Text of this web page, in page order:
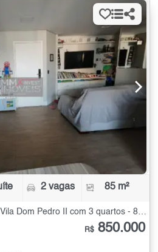
2 vagas 85 m²
Apartamento à Venda na Vila Dom Pedro II com 3 quartos - 85 m²
R$ 850.000